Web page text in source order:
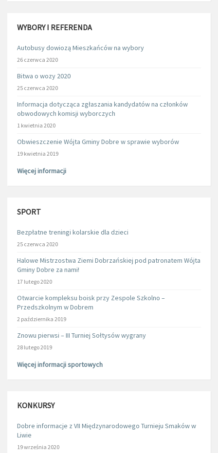
WYBORY I REFERENDA
Autobusy dowiozą Mieszkańców na wybory
26 czerwca 2020
Bitwa o wozy 2020
25 czerwca 2020
Informacja dotycząca zgłaszania kandydatów na członków
obwodowych komisji wyborczych
1 kwietnia 2020
Obwieszczenie Wójta Gminy Dobre w sprawie wyborów
19 kwietnia 2019
Więcej informacji
SPORT
Bezpłatne treningi kolarskie dla dzieci
25 czerwca 2020
Halowe Mistrzostwa Ziemi Dobrzańskiej pod patronatem Wójta
Gminy Dobre za nami!
17 lutego 2020
Otwarcie kompleksu boisk przy Zespole Szkolno –
Przedszkolnym w Dobrem
2 października 2019
Znowu pierwsi – III Turniej Sołtysów wygrany
28 lutego 2019
Więcej informacji sportowych
KONKURSY
Dobre informacje z VII Międzynarodowego Turnieju Smaków w
Liwie
19 września 2020